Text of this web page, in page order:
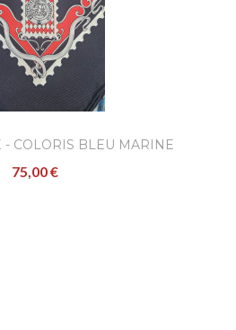
- COLORIS BLEU MARINE
75,00 €